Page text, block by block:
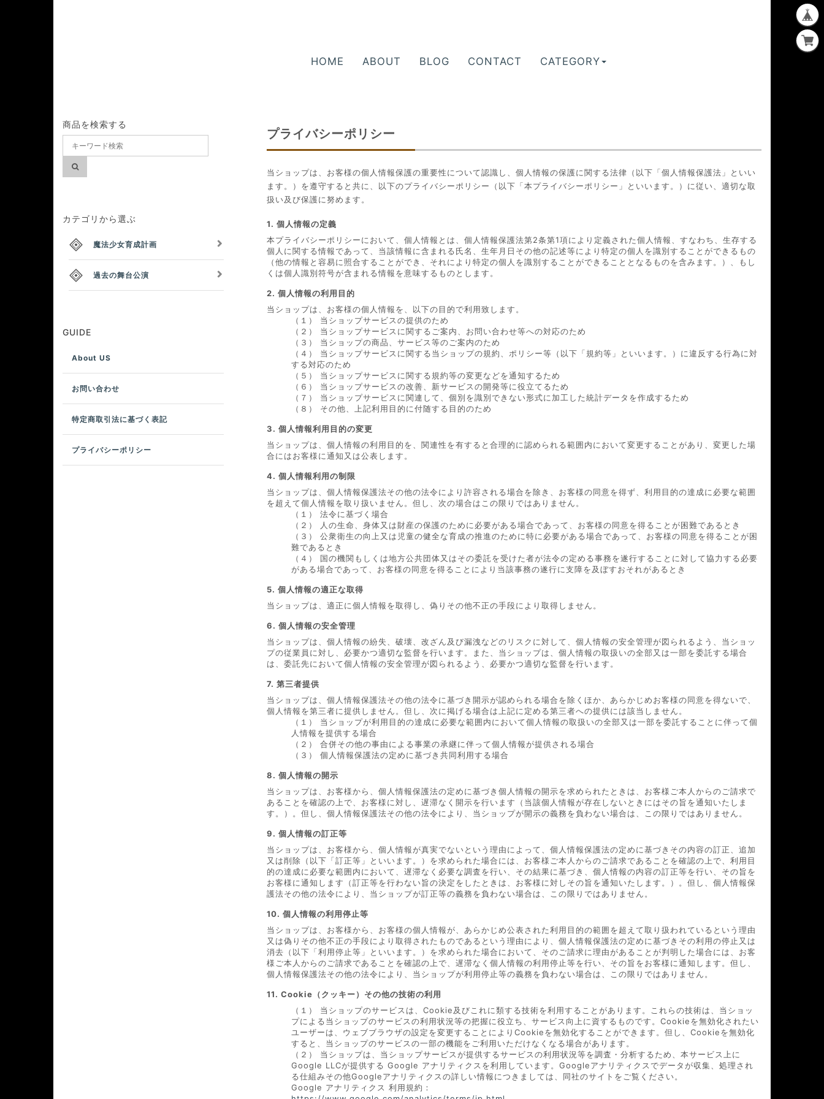
HOME ABOUT BLOG CONTACT CATEGORY
プライバシーポリシー
当ショップは、お客様の個人情報保護の重要性について認識し、個人情報の保護に関する法律（以下「個人情報保護法」といい
ます。）を遵守すると共に、以下のプライバシーポリシー（以下「本プライバシーポリシー」といいます。）に従い、適切な取
扱い及び保護に努めます。
1. 個人情報の定義
本プライバシーポリシーにおいて、個人情報とは、個人情報保護法第2条第1項により定義された個人情報、すなわち、生存する
個人に関する情報であって、当該情報に含まれる氏名、生年月日その他の記述等により特定の個人を識別することができるもの
（他の情報と容易に照合することができ、それにより特定の個人を識別することができることとなるものを含みます。）、もし
くは個人識別符号が含まれる情報を意味するものとします。
2. 個人情報の利用目的
当ショップは、お客様の個人情報を、以下の目的で利用致します。
（１） 当ショップサービスの提供のため
（２） 当ショップサービスに関するご案内、お問い合わせ等への対応のため
（３） 当ショップの商品、サービス等のご案内のため
（４） 当ショップサービスに関する当ショップの規約、ポリシー等（以下「規約等」といいます。）に違反する行為に対
する対応のため
（５） 当ショップサービスに関する規約等の変更などを通知するため
（６） 当ショップサービスの改善、新サービスの開発等に役立てるため
（７） 当ショップサービスに関連して、個別を識別できない形式に加工した統計データを作成するため
（８） その他、上記利用目的に付随する目的のため
3. 個人情報利用目的の変更
当ショップは、個人情報の利用目的を、関連性を有すると合理的に認められる範囲内において変更することがあり、変更した場
合にはお客様に通知又は公表します。
4. 個人情報利用の制限
当ショップは、個人情報保護法その他の法令により許容される場合を除き、お客様の同意を得ず、利用目的の達成に必要な範囲
を超えて個人情報を取り扱いません。但し、次の場合はこの限りではありません。
（１） 法令に基づく場合
（２） 人の生命、身体又は財産の保護のために必要がある場合であって、お客様の同意を得ることが困難であるとき
（３） 公衆衛生の向上又は児童の健全な育成の推進のために特に必要がある場合であって、お客様の同意を得ることが困
難であるとき
（４） 国の機関もしくは地方公共団体又はその委託を受けた者が法令の定める事務を遂行することに対して協力する必要
がある場合であって、お客様の同意を得ることにより当該事務の遂行に支障を及ぼすおそれがあるとき
5. 個人情報の適正な取得
当ショップは、適正に個人情報を取得し、偽りその他不正の手段により取得しません。
6. 個人情報の安全管理
当ショップは、個人情報の紛失、破壊、改ざん及び漏洩などのリスクに対して、個人情報の安全管理が図られるよう、当ショッ
プの従業員に対し、必要かつ適切な監督を行います。また、当ショップは、個人情報の取扱いの全部又は一部を委託する場合
は、委託先において個人情報の安全管理が図られるよう、必要かつ適切な監督を行います。
7. 第三者提供
当ショップは、個人情報保護法その他の法令に基づき開示が認められる場合を除くほか、あらかじめお客様の同意を得ないで、
個人情報を第三者に提供しません。但し、次に掲げる場合は上記に定める第三者への提供には該当しません。
（１） 当ショップが利用目的の達成に必要な範囲内において個人情報の取扱いの全部又は一部を委託することに伴って個
人情報を提供する場合
（２） 合併その他の事由による事業の承継に伴って個人情報が提供される場合
（３） 個人情報保護法の定めに基づき共同利用する場合
8. 個人情報の開示
当ショップは、お客様から、個人情報保護法の定めに基づき個人情報の開示を求められたときは、お客様ご本人からのご請求で
あることを確認の上で、お客様に対し、遅滞なく開示を行います（当該個人情報が存在しないときにはその旨を通知いたしま
す。）。但し、個人情報保護法その他の法令により、当ショップが開示の義務を負わない場合は、この限りではありません。
9. 個人情報の訂正等
当ショップは、お客様から、個人情報が真実でないという理由によって、個人情報保護法の定めに基づきその内容の訂正、追加
又は削除（以下「訂正等」といいます。）を求められた場合には、お客様ご本人からのご請求であることを確認の上で、利用目
的の達成に必要な範囲内において、遅滞なく必要な調査を行い、その結果に基づき、個人情報の内容の訂正等を行い、その旨を
お客様に通知します（訂正等を行わない旨の決定をしたときは、お客様に対しその旨を通知いたします。）。但し、個人情報保
護法その他の法令により、当ショップが訂正等の義務を負わない場合は、この限りではありません。
10. 個人情報の利用停止等
当ショップは、お客様から、お客様の個人情報が、あらかじめ公表された利用目的の範囲を超えて取り扱われているという理由
又は偽りその他不正の手段により取得されたものであるという理由により、個人情報保護法の定めに基づきその利用の停止又は
消去（以下「利用停止等」といいます。）を求められた場合において、そのご請求に理由があることが判明した場合には、お客
様ご本人からのご請求であることを確認の上で、遅滞なく個人情報の利用停止等を行い、その旨をお客様に通知します。但し、
個人情報保護法その他の法令により、当ショップが利用停止等の義務を負わない場合は、この限りではありません。
11. Cookie（クッキー）その他の技術の利用
（１） 当ショップのサービスは、Cookie及びこれに類する技術を利用することがあります。これらの技術は、当ショッ
プによる当ショップのサービスの利用状況等の把握に役立ち、サービス向上に資するものです。Cookieを無効化されたい
ユーザーは、ウェブブラウザの設定を変更することによりCookieを無効化することができます。但し、Cookieを無効化
すると、当ショップのサービスの一部の機能をご利用いただけなくなる場合があります。
（２） 当ショップは、当ショップサービスが提供するサービスの利用状況等を調査・分析するため、本サービス上に
Google LLCが提供する Google アナリティクスを利用しています。Googleアナリティクスでデータが収集、処理され
る仕組みその他Googleアナリティクスの詳しい情報につきましては、同社のサイトをご覧ください。
Google アナリティクス 利用規約：
商品を検索する
カテゴリから選ぶ
魔法少女育成計画
過去の舞台公演
GUIDE
About US
お問い合わせ
特定商取引法に基づく表記
プライバシーポリシー